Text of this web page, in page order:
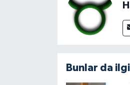
Bunlar da